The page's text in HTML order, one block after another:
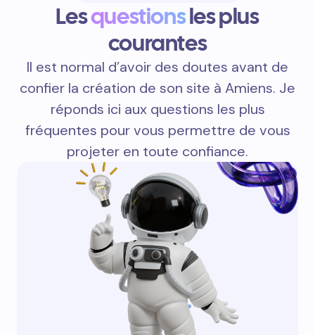
Lesquestionsles plus
courantes
Il est normal d’avoir des doutes avant de
confier la création de son site à Amiens. Je
réponds ici aux questions les plus
fréquentes pour vous permettre de vous
projeter en toute confiance.